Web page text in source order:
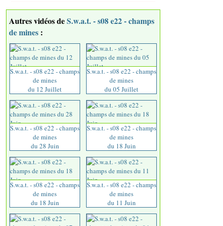
Autres vidéos deS.w.a.t. - s08 e22 - champs
de mines :
S.w.a.t. - s08 e22 - champs
de mines
du 12 Juillet
S.w.a.t. - s08 e22 - champs
de mines
du 05 Juillet
S.w.a.t. - s08 e22 - champs
de mines
du 28 Juin
S.w.a.t. - s08 e22 - champs
de mines
du 18 Juin
S.w.a.t. - s08 e22 - champs
de mines
du 18 Juin
S.w.a.t. - s08 e22 - champs
de mines
du 11 Juin